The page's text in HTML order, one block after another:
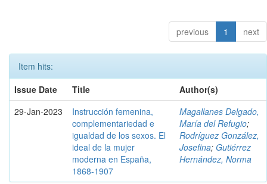
previous 1 next
Item hits:
Issue Date
Title
Author(s)
29-Jan-2023
Instrucción femenina,
complementariedad e
igualdad de los sexos. El
ideal de la mujer
moderna en España,
1868-1907
Magallanes Delgado,
María del Refugio;
Rodríguez González,
Josefina; Gutiérrez
Hernández, Norma